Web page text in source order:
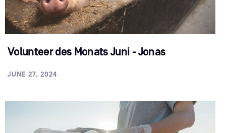
Volunteer des Monats Juni - Jonas
JUNE 27, 2024